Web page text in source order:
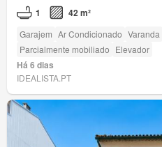
1 42 m²
Garajem Ar Condicionado Varanda
Parcialmente mobiliado Elevador
Há 6 dias
IDEALISTA.PT